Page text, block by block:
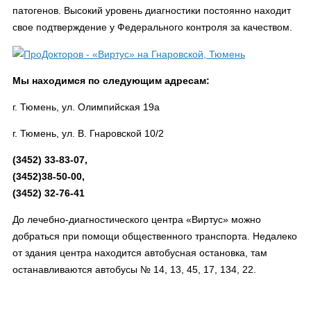
патогенов. Высокий уровень диагностики постоянно находит
свое подтверждение у Федерального контроля за качеством.
Мы находимся по следующим адресам:
г. Тюмень, ул. Олимпийская 19а
г. Тюмень, ул. В. Гнаровской 10/2
(3452) 33-83-07,
(3452)38-50-00,
(3452) 32-76-41
До лечебно-диагностического центра «Виртус» можно
добраться при помощи общественного транспорта. Недалеко
от здания центра находится автобусная остановка, там
останавливаются автобусы № 14, 13, 45, 17, 134, 22.